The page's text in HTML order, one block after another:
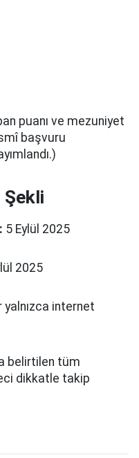
puanı ve mezuniyet
başvuru
Şekli
5 Eylül 2025
2025
yalnızca internet
belirtilen tüm
dikkatle takip